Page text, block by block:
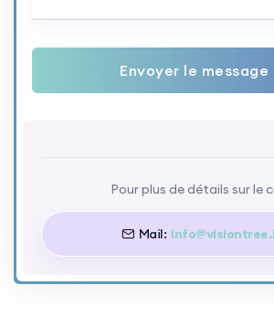
Envoyer le message
Pour plus de détails sur le
Mail: